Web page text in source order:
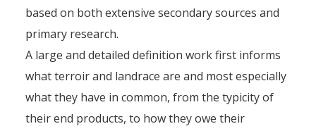
based on both extensive secondary sources and
primary research.
A large and detailed definition work first informs
what terroir and landrace are and most especially
what they have in common, from the typicity of
their end products, to how they owe their